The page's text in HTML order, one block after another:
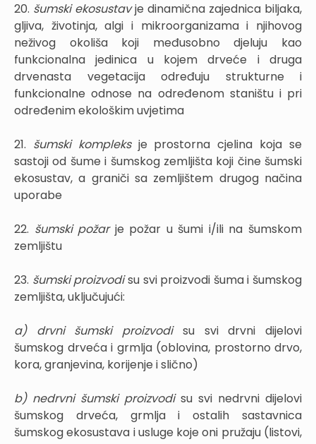
20. šumski ekosustavje dinamična zajednica biljaka,
gljiva, životinja, algi i mikroorganizama i njihovog
neživog okoliša koji međusobno djeluju kao
funkcionalna jedinica u kojem drveće i druga
drvenasta vegetacija određuju strukturne i
funkcionalne odnose na određenom staništu i pri
određenim ekološkim uvjetima
21. šumski kompleks je prostorna cjelina koja se
sastoji od šume i šumskog zemljišta koji čine šumski
ekosustav, a graniči sa zemljištem drugog načina
uporabe
22. šumski požar je požar u šumi i/ili na šumskom
zemljištu
23. šumski proizvodisu svi proizvodi šuma i šumskog
zemljišta, uključujući:
a) drvni šumski proizvodi su svi drvni dijelovi
šumskog drveća i grmlja (oblovina, prostorno drvo,
kora, granjevina, korijenje i slično)
b) nedrvni šumski proizvodi su svi nedrvni dijelovi
šumskog drveća, grmlja i ostalih sastavnica
šumskog ekosustava i usluge koje oni pružaju (listovi,